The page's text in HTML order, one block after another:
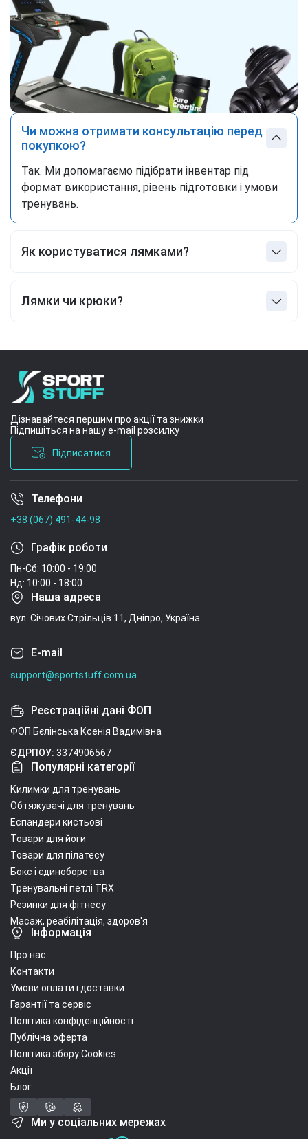
Чи можна отримати консультацію перед
покупкою?
Так. Ми допомагаємо підібрати інвентар під
формат використання, рівень підготовки і умови
тренувань.
Як користуватися лямками?
грифа 2-3 рази, стисніть хват і піднімайте.
Лямки чи крюки?
Дізнавайтеся першим про акції та знижки
Підпишіться на нашу e-mail розсилку
Підписатися
Умови угоди
Телефони
+38 (067) 491-44-98
Графік роботи
Пн-Сб: 10:00 - 19:00
Нд: 10:00 - 18:00
Наша адреса
вул. Січових Стрільців 11, Дніпро, Україна
E-mail
support@sportstuff.com.ua
Реєстраційні дані ФОП
ФОП Бєлінська Ксенія Вадимівна
ЄДРПОУ: 3374906567
Популярні категорії
Килимки для тренувань
Обтяжувачі для тренувань
Еспандери кистьові
Товари для йоги
Товари для пілатесу
Бокс і єдиноборства
Тренувальні петлі TRX
Резинки для фітнесу
Масаж, реабілітація, здоров'я
Інформація
Про нас
Контакти
Умови оплати і доставки
Гарантії та сервіс
Політика конфіденційності
Публічна оферта
Політика збору Cookies
Акції
Блог
Ми у соціальних мережах